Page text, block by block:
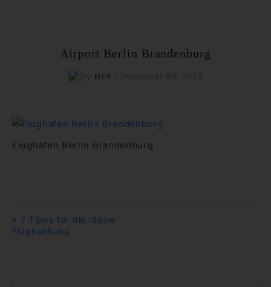
Airport Berlin Brandenburg
NEX
Flughafen Berlin Brandenburg
« 7 Tipps für die ideale
Flugbuchung